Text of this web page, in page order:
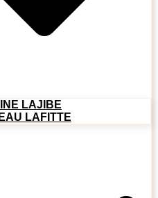
LAJIBE
LAFITTE